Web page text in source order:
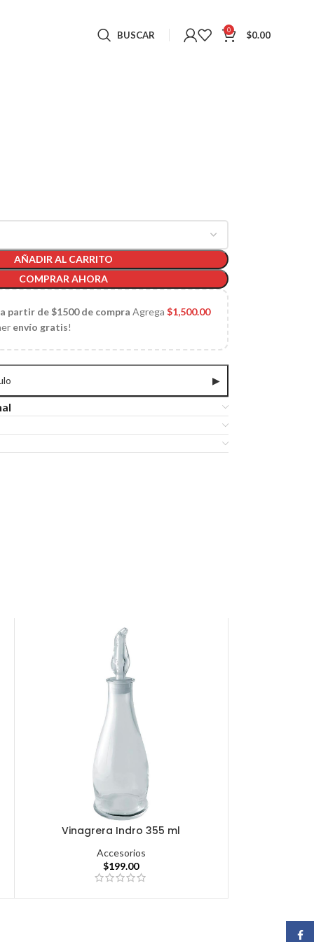
BUSCAR 0 $0.00
AÑADIR AL CARRITO
COMPRAR AHORA
partir de $1500 de compra Agrega$1,500.00
envío gratis!
▶
Vinagrera Indro 355 ml
Accesorios
$199.00